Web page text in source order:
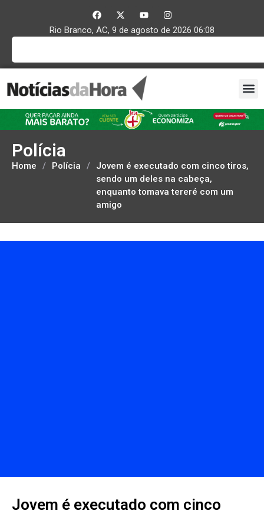
Rio Branco, AC, 9 de agosto de 2026 06:08
Polícia
Home / Polícia /
Jovem é executado com cinco tiros,
sendo um deles na cabeça,
enquanto tomava tereré com um
amigo
Jovem é executado com cinco